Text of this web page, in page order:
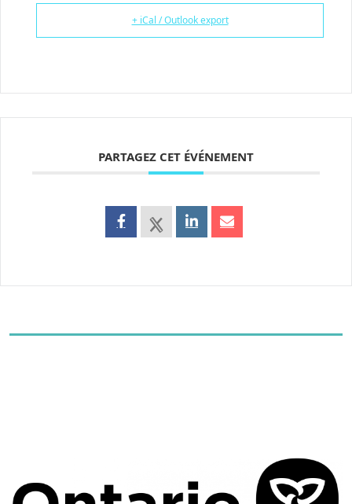
+ iCal / Outlook export
PARTAGEZ CET ÉVÉNEMENT